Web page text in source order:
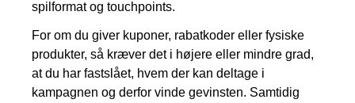
spilformat og touchpoints.
For om du giver kuponer, rabatkoder eller fysiske
produkter, så kræver det i højere eller mindre grad,
at du har fastslået, hvem der kan deltage i
kampagnen og derfor vinde gevinsten. Samtidig